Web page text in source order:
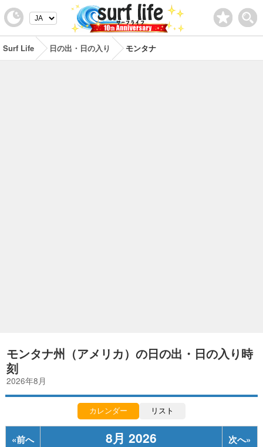
Surf Life 日の出・日の入り モンタナ
モンタナ州（アメリカ）の日の出・日の入り時
刻
2026年8月
カレンダー リスト
«前へ 8月 2026 次へ»